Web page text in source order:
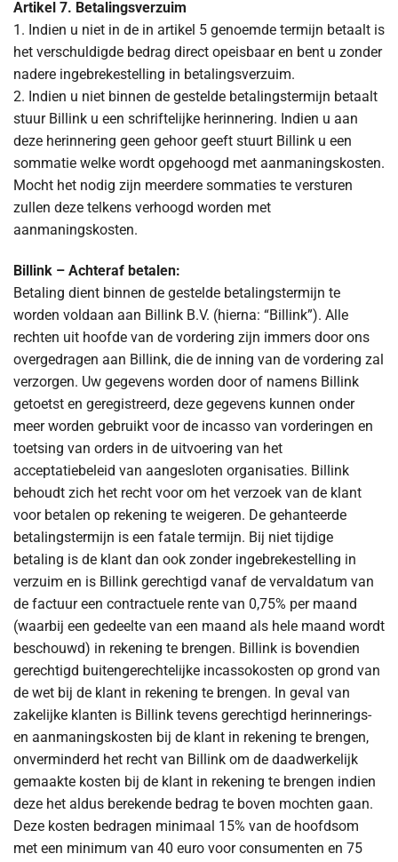
Artikel 7. Betalingsverzuim
1. Indien u niet in de in artikel 5 genoemde termijn betaalt is
het verschuldigde bedrag direct opeisbaar en bent u zonder
nadere ingebrekestelling in betalingsverzuim.
2. Indien u niet binnen de gestelde betalingstermijn betaalt
stuur Billink u een schriftelijke herinnering. Indien u aan
deze herinnering geen gehoor geeft stuurt Billink u een
sommatie welke wordt opgehoogd met aanmaningskosten.
Mocht het nodig zijn meerdere sommaties te versturen
zullen deze telkens verhoogd worden met
aanmaningskosten.
Billink – Achteraf betalen:
Betaling dient binnen de gestelde betalingstermijn te
worden voldaan aan Billink B.V. (hierna: “Billink”). Alle
rechten uit hoofde van de vordering zijn immers door ons
overgedragen aan Billink, die de inning van de vordering zal
verzorgen. Uw gegevens worden door of namens Billink
getoetst en geregistreerd, deze gegevens kunnen onder
meer worden gebruikt voor de incasso van vorderingen en
toetsing van orders in de uitvoering van het
acceptatiebeleid van aangesloten organisaties. Billink
behoudt zich het recht voor om het verzoek van de klant
voor betalen op rekening te weigeren. De gehanteerde
betalingstermijn is een fatale termijn. Bij niet tijdige
betaling is de klant dan ook zonder ingebrekestelling in
verzuim en is Billink gerechtigd vanaf de vervaldatum van
de factuur een contractuele rente van 0,75% per maand
(waarbij een gedeelte van een maand als hele maand wordt
beschouwd) in rekening te brengen. Billink is bovendien
gerechtigd buitengerechtelijke incassokosten op grond van
de wet bij de klant in rekening te brengen. In geval van
zakelijke klanten is Billink tevens gerechtigd herinnerings-
en aanmaningskosten bij de klant in rekening te brengen,
onverminderd het recht van Billink om de daadwerkelijk
gemaakte kosten bij de klant in rekening te brengen indien
deze het aldus berekende bedrag te boven mochten gaan.
Deze kosten bedragen minimaal 15% van de hoofdsom
met een minimum van 40 euro voor consumenten en 75